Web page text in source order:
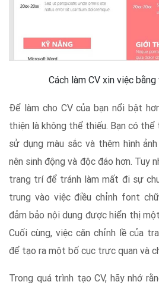
Cách làm CV xin việc
Để làm cho CV của bạn nổi bật
thiện là không thể thiếu. Bạn có
sử dụng màu sắc và thêm hình
nên sinh động và độc đáo hơn. Tuy
trang trí để tránh làm mất đi sự
trung vào việc điều chỉnh font
đảm bảo nội dung được hiển thị
Cuối cùng, việc căn chỉnh lề của
để tạo ra một bố cục trực quan và
Trong quá trình tạo CV, hãy nhớ